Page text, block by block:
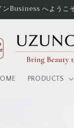
ンBusiness へよう
PRODUCTS